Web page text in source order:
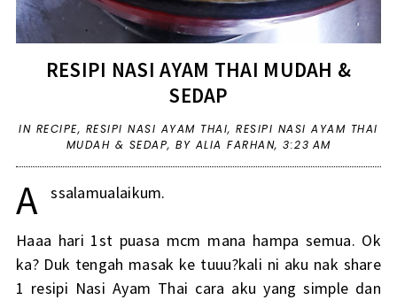
RESIPI NASI AYAM THAI MUDAH &
SEDAP
IN RECIPE, RESIPI NASI AYAM THAI,RESIPI NASI AYAM THAI
MUDAH & SEDAP, BY ALIA FARHAN, 3:23 AM
A ssalamualaikum.
Haaa hari 1st puasa mcm mana hampa semua. Ok
ka? Duk tengah masak ke tuuu?kali ni aku nak share
1 resipi Nasi Ayam Thai cara aku yang simple dan